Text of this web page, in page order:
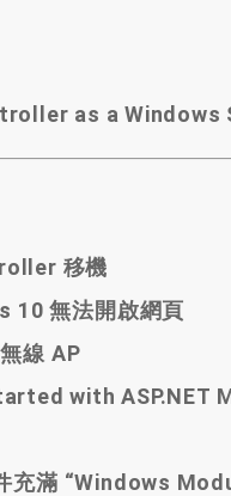
as a Windows
移機
10 無法開啟網頁
線 AP
with ASP.NET
充滿 “Windows